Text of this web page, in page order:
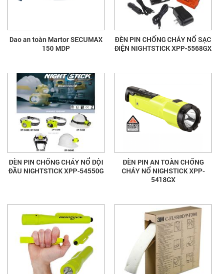
Dao an toàn Martor SECUMAX
150 MDP
ĐÈN PIN CHỐNG CHÁY NỔ SẠC
ĐIỆN NIGHTSTICK XPP-5568GX
ĐÈN PIN CHỐNG CHÁY NỔ ĐỘI
ĐẦU NIGHTSTICK XPP-54550G
ĐÈN PIN AN TOÀN CHỐNG
CHÁY NỔ NIGHSTICK XPP-
5418GX